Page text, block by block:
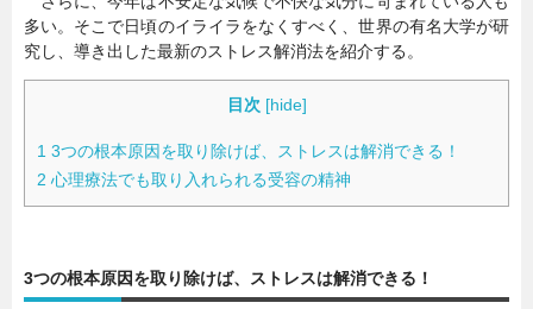
多い。そこで日頃のイライラをなくすべく、世界の有名大学が研
究し、導き出した最新のストレス解消法を紹介する。
目次 [hide]
1 3つの根本原因を取り除けば、ストレスは解消できる！
2 心理療法でも取り入れられる受容の精神
3つの根本原因を取り除けば、ストレスは解消できる！